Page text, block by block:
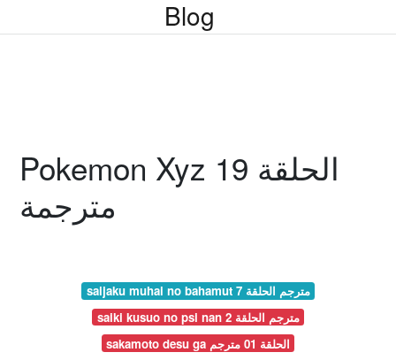
Blog
Pokemon Xyz الحلقة 19
مترجمة
saijaku muhai no bahamut مترجم الحلقة 7
saiki kusuo no psi nan مترجم الحلقة 2
sakamoto desu ga الحلقة 01 مترجم